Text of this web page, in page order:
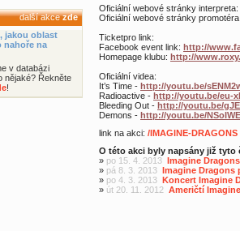
další akcezde
jakou oblast
nahoře na
v databázi
nějaké? Řekněte
!
Oficiální webové stránky interpreta:
Oficiální webové stránky promotéra:
Ticketpro link:
Facebook event link: http://
Homepage klubu: http://
Oficiální videa:
It’s Time - http://youtu.be/
Radioactive - http://youtu.be/eu-
Bleeding Out - http://youtu.be/
Demons - http://youtu.be/
link na akci: /IMAGINE-DRAGONS
O této akci byly napsány již tyto
» po 15. 4. 2013 Imagine
» pá 8. 3. 2013 Imagine Dragons
» po 4. 3. 2013 Koncert Imagine
» út 20. 11. 2012 Američtí